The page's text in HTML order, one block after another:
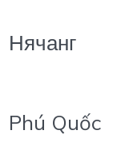
Нячанг
Phú Quốc